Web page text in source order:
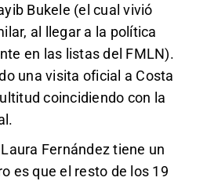
Bukele (el cual vivió
al llegar a la política
en las listas del FMLN).
una visita oficial a Costa
coincidiendo con la
Fernández tiene un
es que el resto de los 19